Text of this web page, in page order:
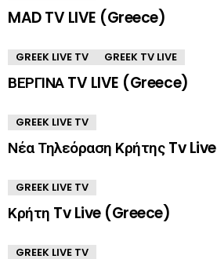
MAD TV LIVE (Greece)
GREEK LIVE TV GREEK TV LIVE
ΒΕΡΓΙΝΑ TV LIVE (Greece)
GREEK LIVE TV
Νέα Τηλεόραση Κρήτης Tv Live
GREEK LIVE TV
Κρήτη Tv Live (Greece)
GREEK LIVE TV